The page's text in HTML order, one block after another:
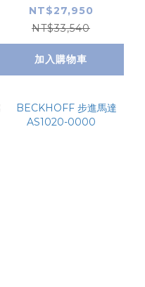
0010
NT$27,950
NT$33,540
加入購物車